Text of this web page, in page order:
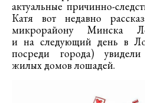
актуальные причинно-
Катя вот недавно
микрорайону Минска
и на следующий день в
посреди города)
жилых домов лошадей.